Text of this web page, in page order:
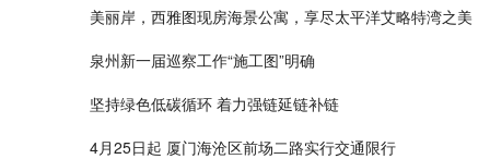
美丽岸，西雅图现房海景公寓，享尽太平洋艾略特湾之美
泉州新一届巡察工作“施工图”明确
坚持绿色低碳循环 着力强链延链补链
4月25日起 厦门海沧区前场二路实行交通限行